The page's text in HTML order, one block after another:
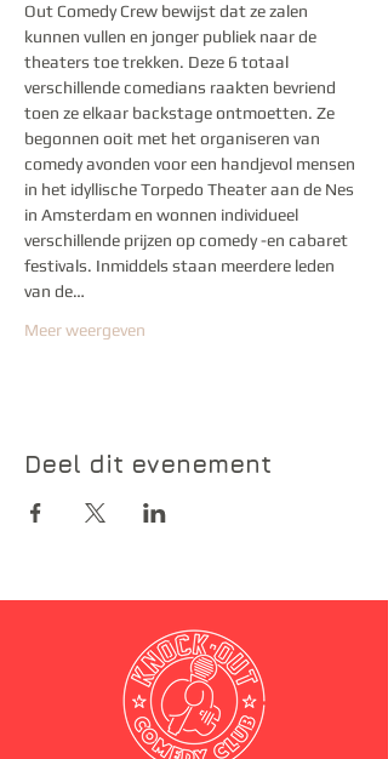
Out Comedy Crew bewijst dat ze zalen
kunnen vullen en jonger publiek naar de
theaters toe trekken. Deze 6 totaal
verschillende comedians raakten bevriend
toen ze elkaar backstage ontmoetten. Ze
begonnen ooit met het organiseren van
comedy avonden voor een handjevol mensen
in het idyllische Torpedo Theater aan de Nes
in Amsterdam en wonnen individueel
verschillende prijzen op comedy -en cabaret
festivals. Inmiddels staan meerdere leden
van de…
Meer weergeven
Deel dit evenement